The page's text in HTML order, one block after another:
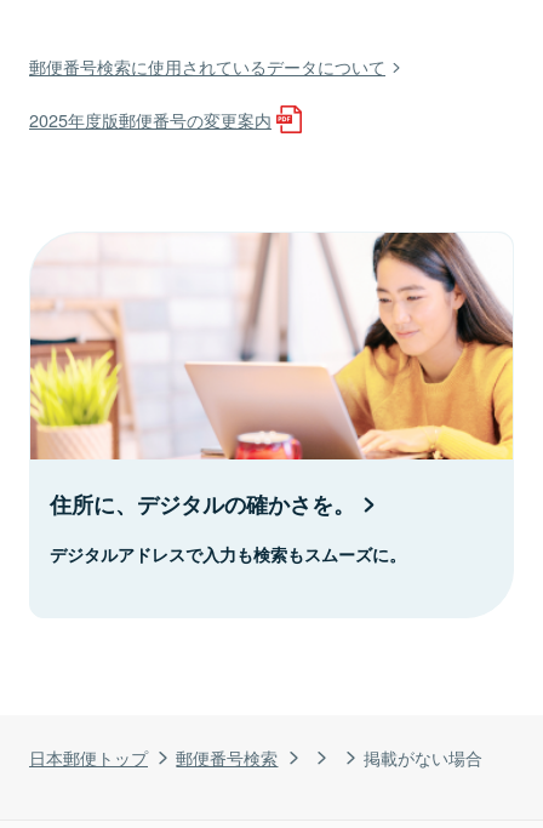
日本郵便トップ 郵便番号検索 掲載がない場合
郵便番号検索に使用されているデータについて
2025年度版郵便番号の変更案内
住所に、デジタルの確かさを。
デジタルアドレスで入力も検索もスムーズに。